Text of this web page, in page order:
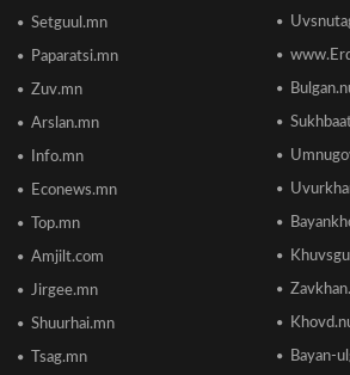
ТӨВҮҮДИЙН БАЙРШИЛ
2026/06/17 12:20
Отгонтэнгэр хайрханы
ирж буй иргэдийн
2026/06/16 15:28
Парламент хар тамхины
2026/06/16 15:49
Ши Жиньпин Монголд
Setguul.mn
Paparatsi.mn
Zuv.mn
Arslan.mn
Info.mn
Econews.mn
Top.mn
Amjilt.com
Jirgee.mn
Shuurhai.mn
Tsag.mn Bayan-